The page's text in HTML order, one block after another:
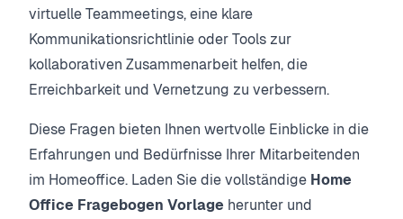
virtuelle Teammeetings, eine klare
Kommunikationsrichtlinie oder Tools zur
kollaborativen Zusammenarbeit helfen, die
Erreichbarkeit und Vernetzung zu verbessern.
Diese Fragen bieten Ihnen wertvolle Einblicke in die
Erfahrungen und Bedürfnisse Ihrer Mitarbeitenden
im Homeoffice. Laden Sie die vollständige Home
Office Fragebogen Vorlage herunter und